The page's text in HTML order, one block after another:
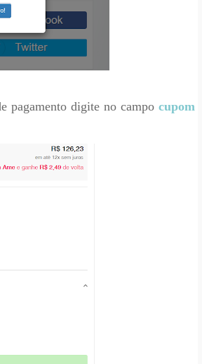
pagamento digite no campo cupom